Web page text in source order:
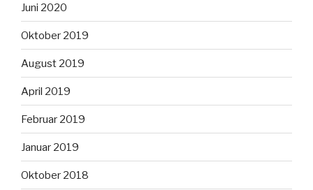
Juni 2020
Oktober 2019
August 2019
April 2019
Februar 2019
Januar 2019
Oktober 2018